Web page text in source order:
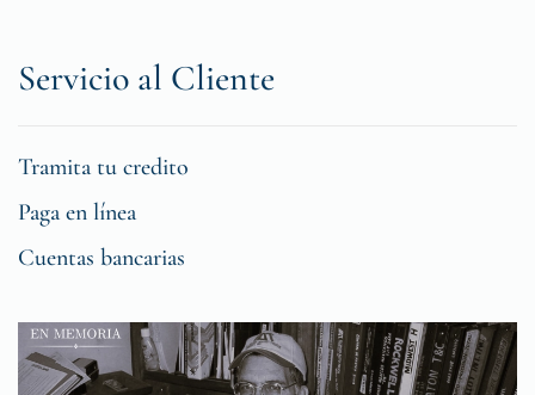
Servicio al Cliente
Tramita tu credito
Paga en línea
Cuentas bancarias